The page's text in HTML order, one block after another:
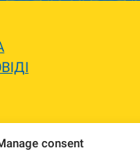
consent